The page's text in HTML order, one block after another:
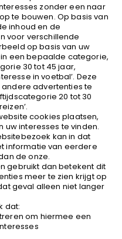
zonder een naar
te bouwen. Op basis van
inhoud en de
voor verschillende
op basis van uw
een bepaalde categorie,
30 tot 45 jaar,
in voetbal’. Deze
advertenties te
20 tot 30
cookies plaatsen,
interesses te vinden.
kan in dat
informatie van eerdere
de onze.
gebruikt dan betekent dit
meer te zien krijgt op
geval alleen niet langer
dat:
om hiermee een